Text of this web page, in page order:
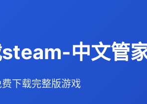
中文管
费下载完整版游戏